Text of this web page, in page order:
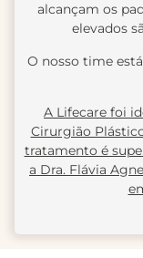
alcançam os
elevados
O nosso time
A Lifecare foi
Cirurgião
tratamento é
a Dra. Flávia